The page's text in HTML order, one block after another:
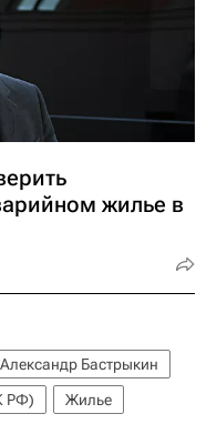
жилье в
Александр Бастрыкин
РФ)
Жилье